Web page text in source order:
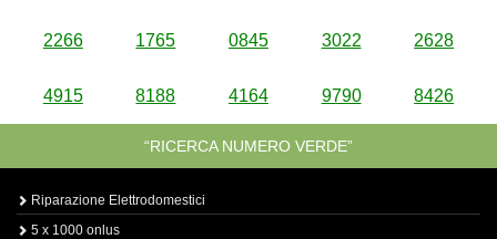
2266 1765 0845 3022 2628
4915 8188 4164 9790 8426
“RICERCA NUMERO VERDE”
Riparazione Elettrodomestici
5 x 1000 onlus